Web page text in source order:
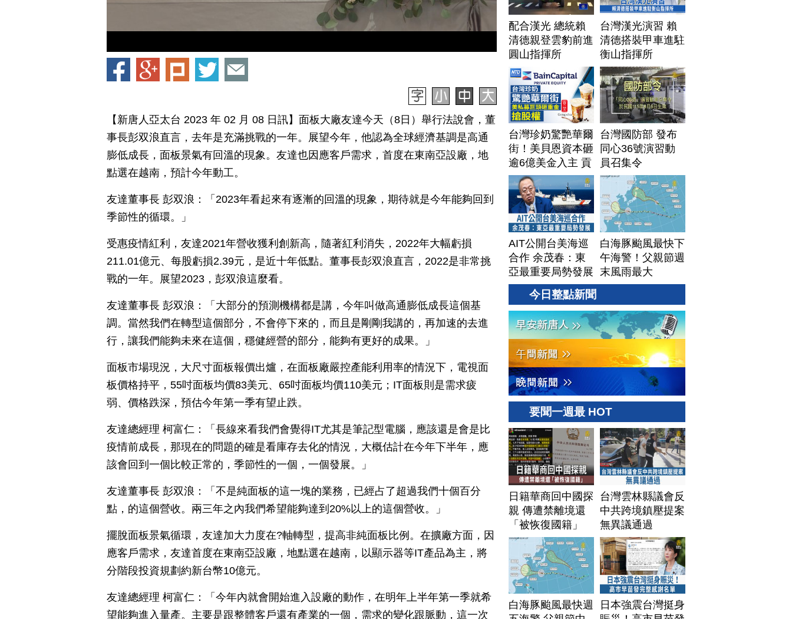
【新唐人亞太台 2023 年 02 月 08 日訊】面板大廠友達今天（8日）舉行法說會，董
事長彭双浪直言，去年是充滿挑戰的一年。展望今年，他認為全球經濟基調是高通
膨低成長，面板景氣有回溫的現象。友達也因應客戶需求，首度在東南亞設廠，地
點選在越南，預計今年動工。
友達董事長 彭双浪：「2023年看起來有逐漸的回溫的現象，期待就是今年能夠回到
季節性的循環。」
受惠疫情紅利，友達2021年營收獲利創新高，隨著紅利消失，2022年大幅虧損
211.01億元、每股虧損2.39元，是近十年低點。董事長彭双浪直言，2022是非常挑
戰的一年。展望2023，彭双浪這麼看。
友達董事長 彭双浪：「大部分的預測機構都是講，今年叫做高通膨低成長這個基
調。當然我們在轉型這個部分，不會停下來的，而且是剛剛我講的，再加速的去進
行，讓我們能夠未來在這個，穩健經營的部分，能夠有更好的成果。」
面板市場現況，大尺寸面板報價出爐，在面板廠嚴控產能利用率的情況下，電視面
板價格持平，55吋面板均價83美元、65吋面板均價110美元；IT面板則是需求疲
弱、價格跌深，預估今年第一季有望止跌。
友達總經理 柯富仁：「長線來看我們會覺得IT尤其是筆記型電腦，應該還是會是比
疫情前成長，那現在的問題的確是看庫存去化的情況，大概估計在今年下半年，應
該會回到一個比較正常的，季節性的一個，一個發展。」
友達董事長 彭双浪：「不是純面板的這一塊的業務，已經占了超過我們十個百分
點，的這個營收。兩三年之內我們希望能夠達到20%以上的這個營收。」
擺脫面板景氣循環，友達加大力度在?軸轉型，提高非純面板比例。在擴廠方面，因
應客戶需求，友達首度在東南亞設廠，地點選在越南，以顯示器等IT產品為主，將
分階段投資規劃約新台幣10億元。
友達總經理 柯富仁：「今年內就會開始進入設廠的動作，在明年上半年第一季就希
望能夠進入量產。主要是跟整體客戶還有產業的一個，需求的變化跟脈動，這一次
配合漢光 總統賴
清德親登雲豹前進
圓山指揮所
台灣漢光演習 賴
清德搭裝甲車進駐
衡山指揮所
台灣珍奶驚艷華爾
街！美貝恩資本砸
逾6億美金入主 貢
茶拓國際版圖加速
攻美？｜#財經新
聞｜
20260806(四)
台灣國防部 發布
同心36號演習動
員召集令
AIT公開台美海巡
合作 余茂春：東
亞最重要局勢發展
白海豚颱風最快下
午海警！父親節週
末風雨最大
今日整點新聞
要聞一週最 HOT
日籍華商回中國探
親 傳遭禁離境還
「被恢復國籍」
台灣雲林縣議會反
中共跨境鎮壓提案
無異議通過
白海豚颱風最快週
日本強震台灣挺身